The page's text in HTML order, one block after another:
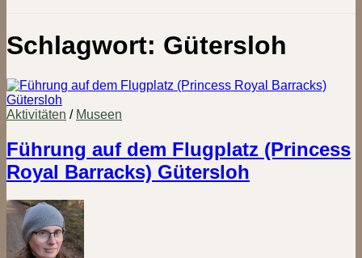
Schlagwort: Gütersloh
Aktivitäten / Museen
Führung auf dem Flugplatz (Princess
Royal Barracks) Gütersloh